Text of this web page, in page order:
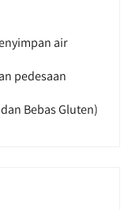
air
pedesaan
Bebas Gluten)